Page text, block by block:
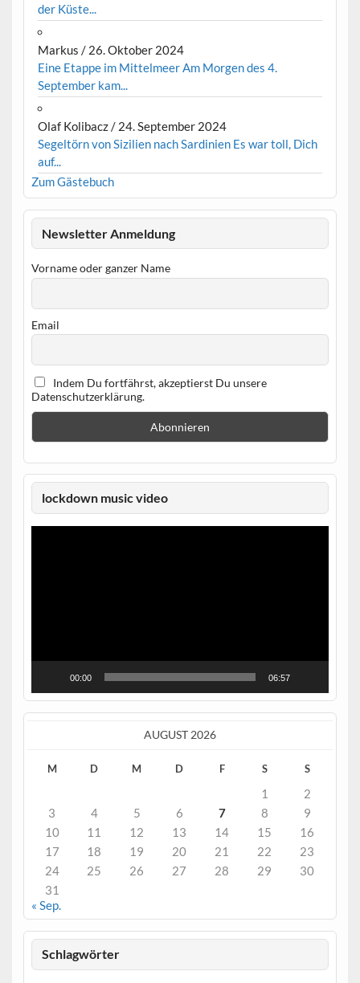
der Küste...
Markus / 26. Oktober 2024
Eine Etappe im Mittelmeer Am Morgen des 4.
September kam...
Olaf Kolibacz/ 24. September 2024
Segeltörn von Sizilien nach Sardinien Es war toll, Dich
auf...
Zum Gästebuch
Newsletter Anmeldung
Vorname oder ganzer Name
Email
Indem Du fortfährst, akzeptierst Du unsere
Datenschutzerklärung.
lockdown music video
Video-
00:00 06:57
AUGUST 2026
M D M D F S S
1
2
3
4 5 6 7 8
9
10
11 12 13 14 15
16
17
18 19 20 21 22
23
24
25 26 27 28 29
30
31
« Sep.
Schlagwörter